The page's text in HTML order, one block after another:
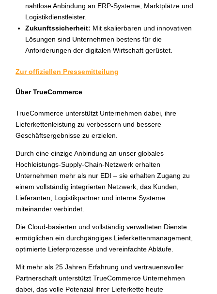
nahtlose Anbindung an ERP-Systeme, Marktplätze und
Logistikdienstleister.
Zukunftssicherheit: Mit skalierbaren und innovativen
Lösungen sind Unternehmen bestens für die
Anforderungen der digitalen Wirtschaft gerüstet.
Zur offiziellen Pressemitteilung
Über TrueCommerce
TrueCommerce unterstützt Unternehmen dabei, ihre
Lieferkettenleistung zu verbessern und bessere
Geschäftsergebnisse zu erzielen.
Durch eine einzige Anbindung an unser globales
Hochleistungs-Supply-Chain-Netzwerk erhalten
Unternehmen mehr als nur EDI – sie erhalten Zugang zu
einem vollständig integrierten Netzwerk, das Kunden,
Lieferanten, Logistikpartner und interne Systeme
miteinander verbindet.
Die Cloud-basierten und vollständig verwalteten Dienste
ermöglichen ein durchgängiges Lieferkettenmanagement,
optimierte Lieferprozesse und vereinfachte Abläufe.
Mit mehr als 25 Jahren Erfahrung und vertrauensvoller
Partnerschaft unterstützt TrueCommerce Unternehmen
dabei, das volle Potenzial ihrer Lieferkette heute